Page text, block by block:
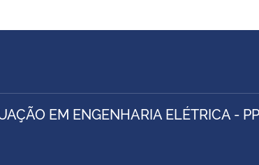
EM ENGENHARIA ELÉTRICA -